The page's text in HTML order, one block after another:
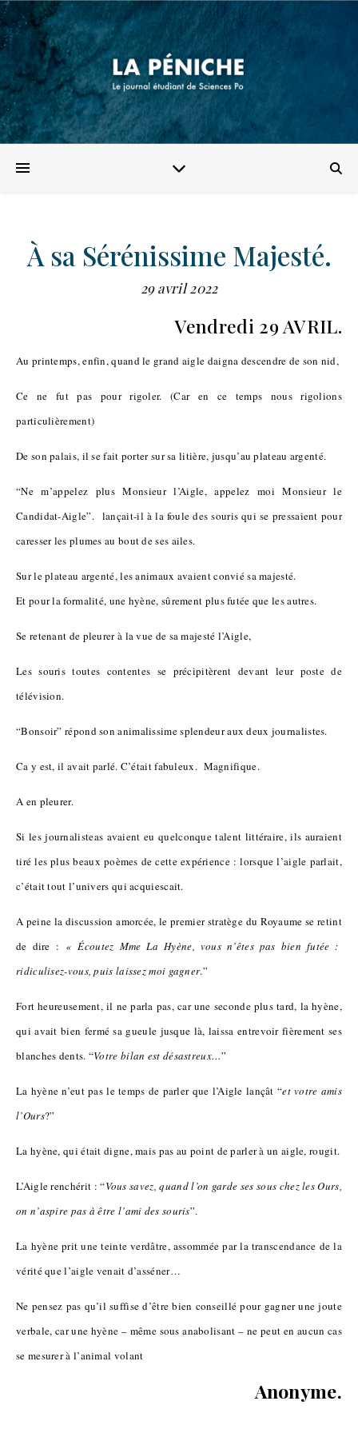
À sa Sérénissime Majesté.
29 avril 2022
Vendredi 29 AVRIL.
Au printemps, enfin, quand le grand aigle daigna descendre de son nid,
Ce ne fut pas pour rigoler. (Car en ce temps nous rigolions
particulièrement)
De son palais, il se fait porter sur sa litière, jusqu’au plateau argenté.
“Ne m’appelez plus Monsieur l’Aigle, appelez moi Monsieur le
Candidat-Aigle”. lançait-il à la foule des souris qui se pressaient pour
caresser les plumes au bout de ses ailes.
Sur le plateau argenté, les animaux avaient convié sa majesté.
Et pour la formalité, une hyène, sûrement plus futée que les autres.
Se retenant de pleurer à la vue de sa majesté l’Aigle,
Les souris toutes contentes se précipitèrent devant leur poste de
télévision.
“Bonsoir” répond son animalissime splendeur aux deux journalistes.
Ca y est, il avait parlé. C’était fabuleux. Magnifique.
A en pleurer.
Si les journalisteas avaient eu quelconque talent littéraire, ils auraient
tiré les plus beaux poèmes de cette expérience : lorsque l’aigle parlait,
c’était tout l’univers qui acquiescait.
A peine la discussion amorcée, le premier stratège du Royaume se retint
de dire : « Écoutez Mme La Hyène, vous n’êtes pas bien futée :
ridiculisez-vous, puis laissez moi gagner.”
Fort heureusement, il ne parla pas, car une seconde plus tard, la hyène,
qui avait bien fermé sa gueule jusque là, laissa entrevoir fièrement ses
blanches dents. “Votre bilan est désastreux…”
La hyène n’eut pas le temps de parler que l’Aigle lançât “et votre amis
l’Ours?”
La hyène, qui était digne, mais pas au point de parler à un aigle, rougit.
L’Aigle renchérit : “Vous savez, quand l’on garde ses sous chez les Ours,
on n’aspire pas à être l’ami des souris”.
La hyène prit une teinte verdâtre, assommée par la transcendance de la
vérité que l’aigle venait d’asséner…
Ne pensez pas qu’il suffise d’être bien conseillé pour gagner une joute
verbale, car une hyène – même sous anabolisant – ne peut en aucun cas
se mesurer à l’animal volant
Anonyme.